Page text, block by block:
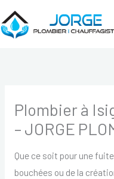
au
contenu
Plombier à
– JORGE
Que ce soit pour une
bouchées ou de la